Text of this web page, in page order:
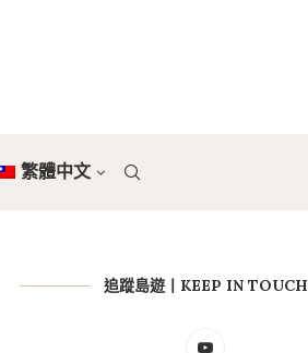
繁體中文
追蹤島遊丨KEEP IN TOUCH